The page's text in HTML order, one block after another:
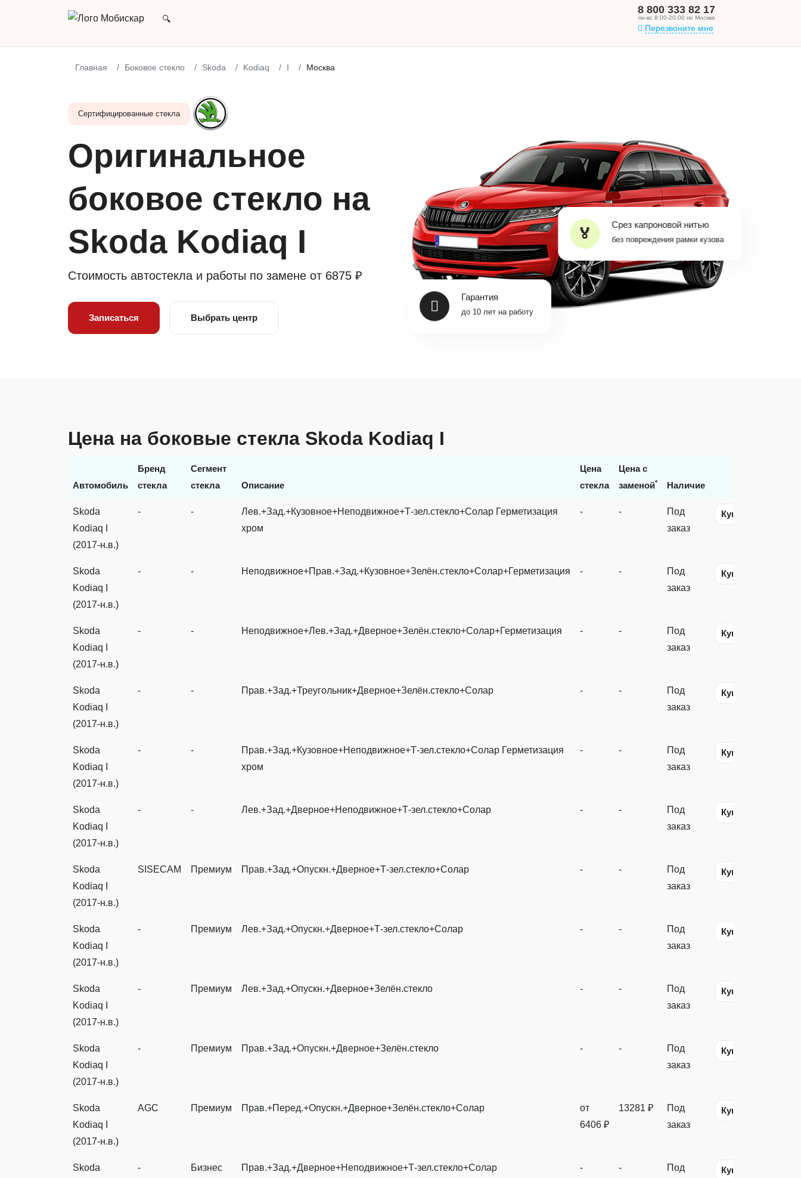
8 800 333 82 17
пн-вс 8:00-20:00 по Москве
Перезвоните мне
Главная Боковое стекло Skoda Kodiaq I Москва
Сертифицированные стекла
Оригинальное
боковое стекло на
Skoda Kodiaq I
Стоимость автостекла и работы по замене от 6875 ₽
Записаться Выбрать центр
Срез капроновой нитью
без повреждения рамки кузова
Гарантия
до 10 лет на работу
Цена на боковые стекла Skoda Kodiaq I
Автомобиль
Бренд
стекла
Сегмент
стекла
Описание
Цена
стекла
Цена с
заменой* Наличие
Skoda
Kodiaq I
(2017-н.в.)
- -
Лев.+Зад.+Кузовное+Неподвижное+Т-зел.стекло+Солар Герметизация
хром
- -
Под
заказ
Купить
Skoda
Kodiaq I
(2017-н.в.)
- - Неподвижное+Прав.+Зад.+Кузовное+Зелён.стекло+Солар+Герметизация - -
Под
заказ
Купить
Skoda
Kodiaq I
(2017-н.в.)
- - Неподвижное+Лев.+Зад.+Дверное+Зелён.стекло+Солар+Герметизация - -
Под
заказ
Купить
Skoda
Kodiaq I
(2017-н.в.)
- - Прав.+Зад.+Треугольник+Дверное+Зелён.стекло+Солар - -
Под
заказ
Купить
Skoda
Kodiaq I
(2017-н.в.)
- -
Прав.+Зад.+Кузовное+Неподвижное+Т-зел.стекло+Солар Герметизация
хром
- -
Под
заказ
Купить
Skoda
Kodiaq I
(2017-н.в.)
- - Лев.+Зад.+Дверное+Неподвижное+Т-зел.стекло+Солар - -
Под
заказ
Купить
Skoda
Kodiaq I
(2017-н.в.)
SISECAM Премиум Прав.+Зад.+Опускн.+Дверное+Т-зел.стекло+Солар - -
Под
заказ
Купить
Skoda
Kodiaq I
(2017-н.в.)
- Премиум Лев.+Зад.+Опускн.+Дверное+Т-зел.стекло+Солар - -
Под
заказ
Купить
Skoda
Kodiaq I
(2017-н.в.)
- Премиум Лев.+Зад.+Опускн.+Дверное+Зелён.стекло - -
Под
заказ
Купить
Skoda
Kodiaq I
(2017-н.в.)
- Премиум Прав.+Зад.+Опускн.+Дверное+Зелён.стекло - -
Под
заказ
Купить
Skoda
Kodiaq I
(2017-н.в.)
AGC Премиум Прав.+Перед.+Опускн.+Дверное+Зелён.стекло+Солар
от
6406 ₽
13281 ₽
Под
заказ
Купить
Skoda
- Бизнес Прав.+Зад.+Дверное+Неподвижное+Т-зел.стекло+Солар - -
Под
Купить